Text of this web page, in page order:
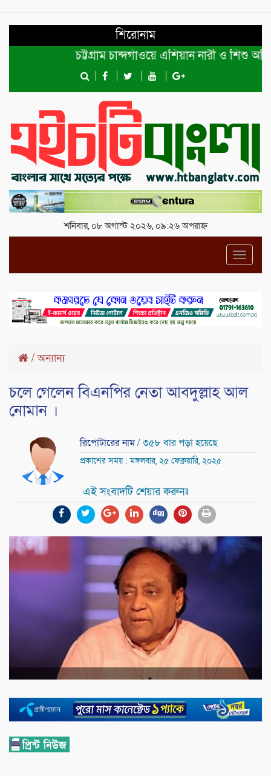
শিরোনাম
চট্টগ্রাম চান্দগাঁওয়ে এশিয়ান নারী ও শিশু
শনিবার, ০৮ অগাস্ট ২০২৬, ০৯:২৬ অপরাহ্ন
/অন্যান্য
চলে গেলেন বিএনপির নেতা আবদুল্লাহ আল
নোমান ।
রিপোটারের নাম/ ৩৫৮ বার পড়া হয়েছে
প্রকাশের সময় : মঙ্গলবার, ২৫ ফেব্রুয়ারি, ২০২৫
এই সংবাদটি শেয়ার করুনঃ